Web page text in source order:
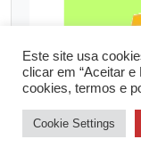
Este site usa
clicar em “Aceitar
cookies, termos e
Cookie Settings